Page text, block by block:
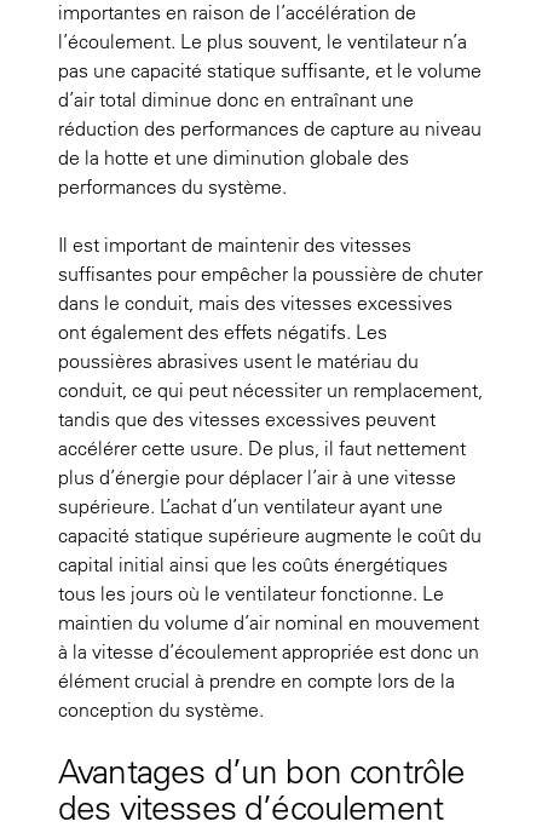
importantes en raison de l’accélération de
l’écoulement. Le plus souvent, le ventilateur n’a
pas une capacité statique suffisante, et le volume
d’air total diminue donc en entraînant une
réduction des performances de capture au niveau
de la hotte et une diminution globale des
performances du système.
Il est important de maintenir des vitesses
suffisantes pour empêcher la poussière de chuter
dans le conduit, mais des vitesses excessives
ont également des effets négatifs. Les
poussières abrasives usent le matériau du
conduit, ce qui peut nécessiter un remplacement,
tandis que des vitesses excessives peuvent
accélérer cette usure. De plus, il faut nettement
plus d’énergie pour déplacer l’air à une vitesse
supérieure. L’achat d’un ventilateur ayant une
capacité statique supérieure augmente le coût du
capital initial ainsi que les coûts énergétiques
tous les jours où le ventilateur fonctionne. Le
maintien du volume d’air nominal en mouvement
à la vitesse d’écoulement appropriée est donc un
élément crucial à prendre en compte lors de la
conception du système.
Avantages d’un bon contrôle
des vitesses d’écoulement